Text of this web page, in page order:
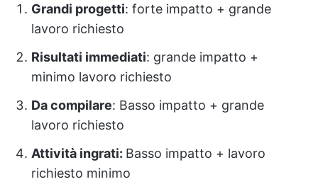
Grandi progetti: forte impatto + grande
lavoro richiesto
Risultati immediati: grande impatto +
minimo lavoro richiesto
Da compilare: Basso impatto + grande
lavoro richiesto
Attività ingrati: Basso impatto + lavoro
richiesto minimo